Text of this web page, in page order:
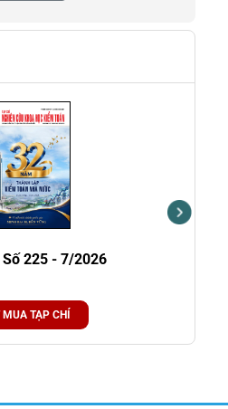
225 - 7/2026
MUA TẠP CHÍ